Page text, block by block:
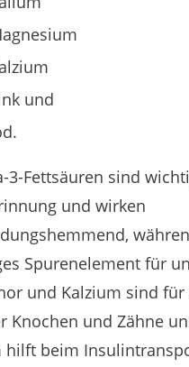
und
3-Fettsäuren sind
und wirken
Spurenelement für
und Kalzium sind für
Knochen und Zähne
hilft beim